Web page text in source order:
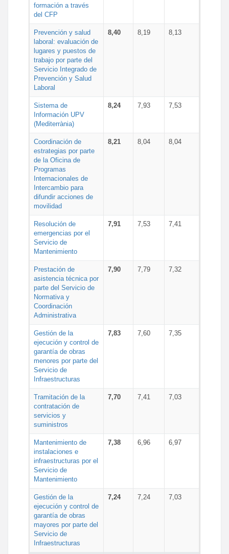
formación a través
del CFP
Prevención y salud
laboral: evaluación de
lugares y puestos de
trabajo por parte del
Servicio Integrado de
Prevención y Salud
Laboral
8,40 8,19 8,13
Sistema de
Información UPV
(Mediterrània)
8,24 7,93 7,53
Coordinación de
estrategias por parte
de la Oficina de
Programas
Internacionales de
Intercambio para
difundir acciones de
movilidad
8,21 8,04 8,04
Resolución de
emergencias por el
Servicio de
Mantenimiento
7,91 7,53 7,41
Prestación de
asistencia técnica por
parte del Servicio de
Normativa y
Coordinación
Administrativa
7,90 7,79 7,32
Gestión de la
ejecución y control de
garantía de obras
menores por parte del
Servicio de
Infraestructuras
7,83 7,60 7,35
Tramitación de la
contratación de
servicios y
suministros
7,70 7,41 7,03
Mantenimiento de
instalaciones e
infraestructuras por el
Servicio de
Mantenimiento
7,38 6,96 6,97
Gestión de la
ejecución y control de
garantía de obras
mayores por parte del
Servicio de
Infraestructuras
7,24 7,24 7,03